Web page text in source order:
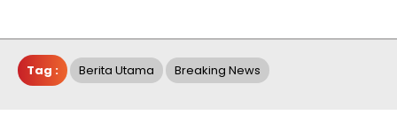
Tag : Berita Utama Breaking News